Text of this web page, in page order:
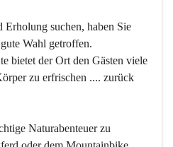
Erholung suchen, haben Sie
Wahl getroffen.
bietet der Ort den Gästen viele
zu erfrischen .... zurück
Naturabenteuer zu